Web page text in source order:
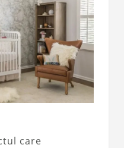
care